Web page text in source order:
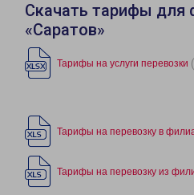
Скачать тарифы для
«Саратов»
Тарифы на услуги перевозки
Тарифы на перевозку в
Тарифы на перевозку из